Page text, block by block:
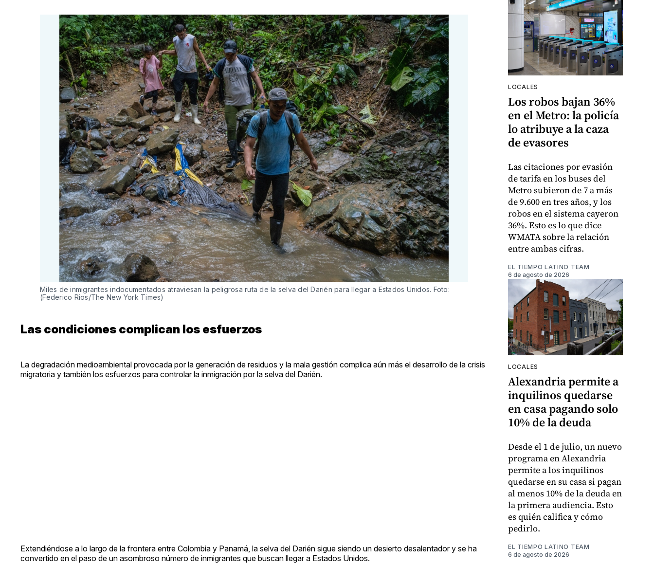
Miles de inmigrantes indocumentados atraviesan la peligrosa ruta de la selva del Darién para llegar a Estados Unidos. Foto:
(Federico Rios/The New York Times)
Las condiciones complican los esfuerzos
La degradación medioambiental provocada por la generación de residuos y la mala gestión complica aún más el desarrollo de la crisis
migratoria y también los esfuerzos para controlar la inmigración por la selva del Darién.
Extendiéndose a lo largo de la frontera entre Colombia y Panamá, la selva del Darién sigue siendo un desierto desalentador y se ha
convertido en el paso de un asombroso número de inmigrantes que buscan llegar a Estados Unidos.
LOCALES
Los robos bajan 36%
en el Metro: la policía
lo atribuye a la caza
de evasores
Las citaciones por evasión
de tarifa en los buses del
Metro subieron de 7 a más
de 9.600 en tres años, y los
robos en el sistema cayeron
36%. Esto es lo que dice
WMATA sobre la relación
entre ambas cifras.
EL TIEMPO LATINO TEAM
6 de agosto de 2026
LOCALES
Alexandria permite a
inquilinos quedarse
en casa pagando solo
10% de la deuda
Desde el 1 de julio, un nuevo
programa en Alexandria
permite a los inquilinos
quedarse en su casa si pagan
al menos 10% de la deuda en
la primera audiencia. Esto
es quién califica y cómo
pedirlo.
EL TIEMPO LATINO TEAM
6 de agosto de 2026